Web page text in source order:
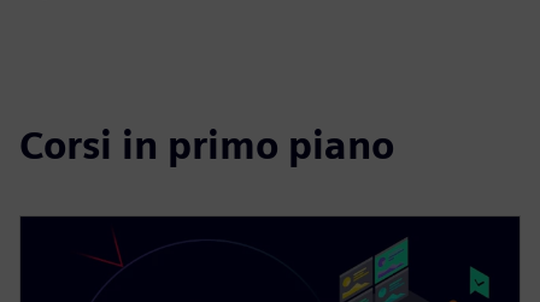
Corsi in primo piano